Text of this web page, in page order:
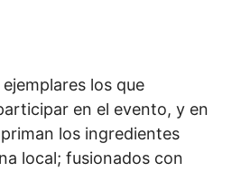
los que
en el evento, y en
los ingredientes
local; fusionados con